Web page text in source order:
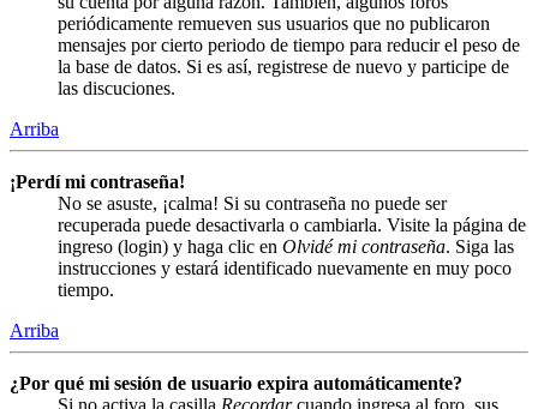
periódicamente remueven sus usuarios que no publicaron
mensajes por cierto periodo de tiempo para reducir el peso de
la base de datos. Si es así, registrese de nuevo y participe de
las discuciones.
Arriba
¡Perdí mi contraseña!
No se asuste, ¡calma! Si su contraseña no puede ser
recuperada puede desactivarla o cambiarla. Visite la página de
ingreso (login) y haga clic en Olvidé mi contraseña. Siga las
instrucciones y estará identificado nuevamente en muy poco
tiempo.
Arriba
¿Por qué mi sesión de usuario expira automáticamente?
Si no activa la casilla Recordarcuando ingresa al foro, sus